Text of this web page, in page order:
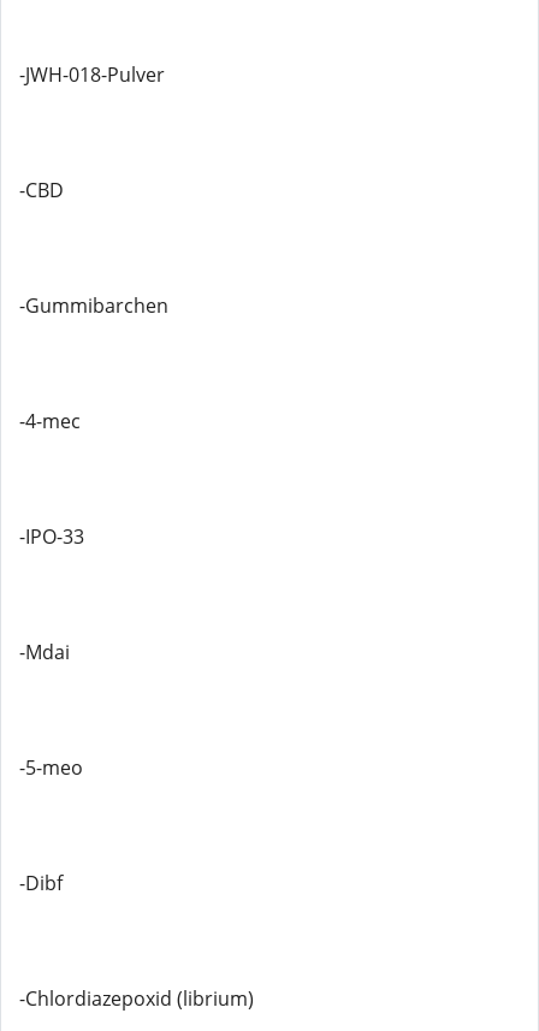
-JWH-018-Pulver
-CBD
-Gummibarchen
-4-mec
-IPO-33
-Mdai
-5-meo
-Dibf
-Chlordiazepoxid (librium)